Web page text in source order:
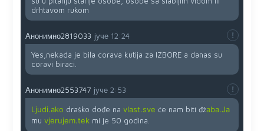
drhtavom rukom
Анонимно2819033 јуче 12:24
Yes,nekada je bila corava kutija za IZBORE a danas su
coravi biraci.
Анонимно2553747 јуче 2:53
Ljudi.ako draško dođe na vlast.sve će nam biti đžaba.Ja
mu vjerujem.tek mi je 50 godina.